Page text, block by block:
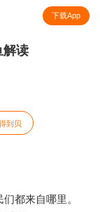
下载App
解读
到贝
都来自哪里。